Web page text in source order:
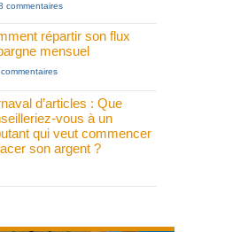
commentaires
répartir son flux
mensuel
d’articles : Que
vous à un
qui veut commencer
son argent ?